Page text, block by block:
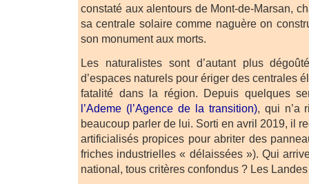
constaté aux alentours de Mont-de-Marsan,
sa centrale solaire comme naguère on
son monument aux morts.
Les naturalistes sont d’autant plus
d’espaces naturels pour ériger des centrales
fatalité dans la région. Depuis quelques
l’Ademe (l’Agence de la transition), qui n’a
beaucoup parler de lui. Sorti en avril 2019, il
artificialisés propices pour abriter des
friches industrielles « délaissées »). Qui
national, tous critères confondus ? Les